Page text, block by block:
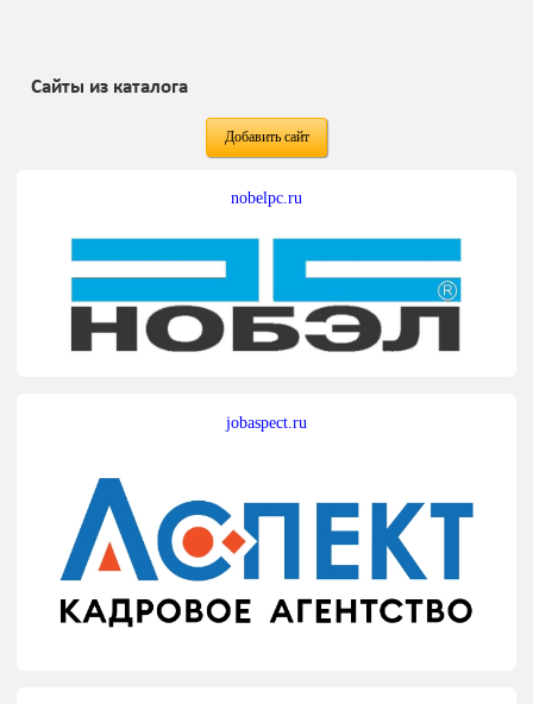
Сайты из каталога
Добавить сайт
nobelpc.ru
jobaspect.ru